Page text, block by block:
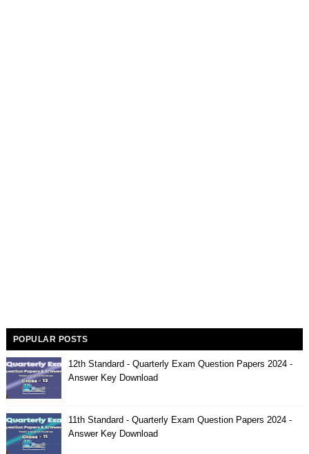
POPULAR POSTS
12th Standard - Quarterly Exam Question Papers 2024 -
Answer Key Download
11th Standard - Quarterly Exam Question Papers 2024 -
Answer Key Download